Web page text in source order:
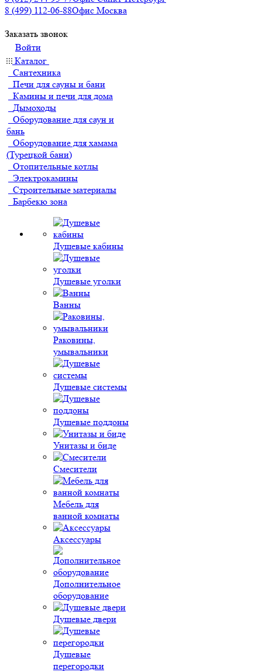
8 (499) 112-06-88Офис Москва
Заказать звонок
Войти
Каталог
Сантехника
Печи для сауны и бани
Камины и печи для дома
Дымоходы
Оборудование для саун и
бань
Оборудование для хамама
(Турецкой бани)
Отопительные котлы
Электрокамины
Строительные материалы
Барбекю зона
Душевые кабины
Душевые уголки
Ванны
Раковины,
умывальники
Душевые системы
Душевые поддоны
Унитазы и биде
Смесители
Мебель для
ванной комнаты
Аксессуары
Дополнительное
оборудование
Душевые двери
Душевые
перегородки